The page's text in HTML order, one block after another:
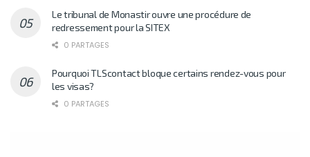
Le tribunal de Monastir ouvre une procédure de
redressement pour la SITEX
0 PARTAGES
Pourquoi TLScontact bloque certains rendez-vous pour
les visas?
0 PARTAGES